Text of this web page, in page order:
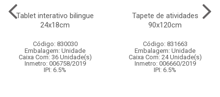
Tablet interativo bilingue
24x18cm
Código: 830030
Embalagem: Unidade
Caixa Com: 36 Unidade(s)
Inmetro: 006758/2019
IPI: 6.5%
Tapete de atividades
90x120cm
Código: 831663
Embalagem: Unidade
Caixa Com: 24 Unidade(s)
Inmetro: 006660/2019
IPI: 6.5%